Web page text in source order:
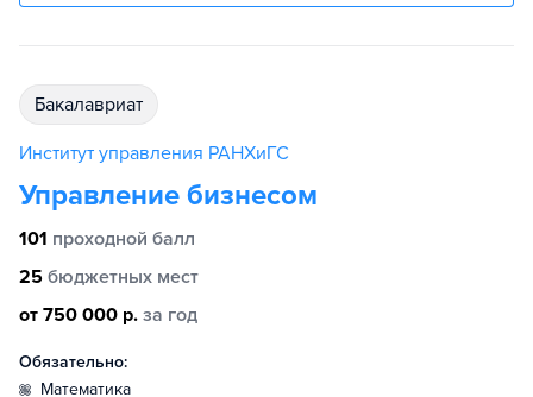
бакалавриат
Институт управления РАНХиГС
Управление бизнесом
101 проходной балл
25 бюджетных мест
от 750 000 р. за год
Обязательно:
математика